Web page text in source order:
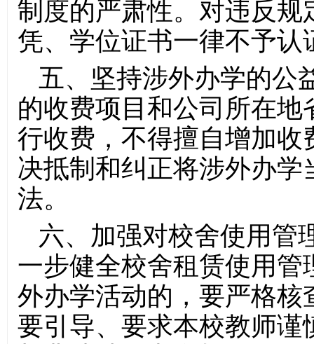
制度的严肃性。对违反
凭、学位证书一律不予认
五、坚持涉外办学的公
的收费项目和公司所在
行收费，不得擅自增加
决抵制和纠正将涉外办
法。
六、加强对校舍使用管
一步健全校舍租赁使用
外办学活动的，要严格
要引导、要求本校教师